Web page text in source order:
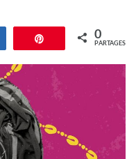
Épingle 0
PARTAGES